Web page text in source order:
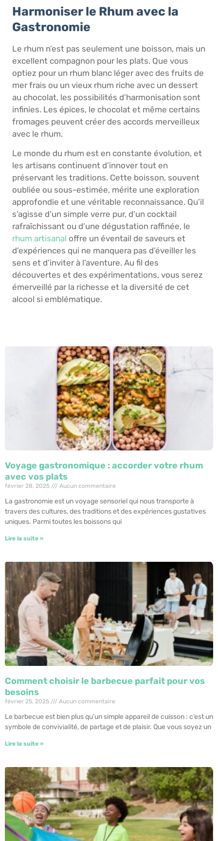
Harmoniser le Rhum avec la
Gastronomie
Le rhum n’est pas seulement une boisson, mais un
excellent compagnon pour les plats. Que vous
optiez pour un rhum blanc léger avec des fruits de
mer frais ou un vieux rhum riche avec un dessert
au chocolat, les possibilités d’harmonisation sont
infinies. Les épices, le chocolat et même certains
fromages peuvent créer des accords merveilleux
avec le rhum.
Le monde du rhum est en constante évolution, et
les artisans continuent d’innover tout en
préservant les traditions. Cette boisson, souvent
oubliée ou sous-estimée, mérite une exploration
approfondie et une véritable reconnaissance. Qu’il
s’agisse d’un simple verre pur, d’un cocktail
rafraîchissant ou d’une dégustation raffinée, le
rhum artisanal offre un éventail de saveurs et
d’expériences qui ne manquera pas d’éveiller les
sens et d’inviter à l’aventure. Au fil des
découvertes et des expérimentations, vous serez
émerveillé par la richesse et la diversité de cet
alcool si emblématique.
Voyage gastronomique : accorder votre rhum
avec vos plats
février 28, 2025 Aucun commentaire
La gastronomie est un voyage sensoriel qui nous transporte à
travers des cultures, des traditions et des expériences gustatives
uniques. Parmi toutes les boissons qui
Lire la suite »
Comment choisir le barbecue parfait pour vos
besoins
février 25, 2025 Aucun commentaire
Le barbecue est bien plus qu’un simple appareil de cuisson : c’est un
symbole de convivialité, de partage et de plaisir. Que vous soyez un
Lire la suite »